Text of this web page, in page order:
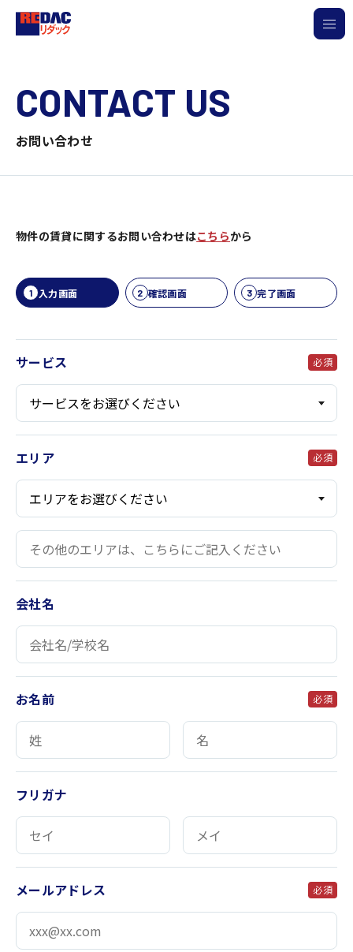
CONTACT US
お問い合わせ
物件の賃貸に関するお問い合わせはこちらから
1 入力画面 2 確認画面 3 完了画面
サービス 必須
エリア 必須
会社名
お名前 必須
フリガナ
メールアドレス 必須